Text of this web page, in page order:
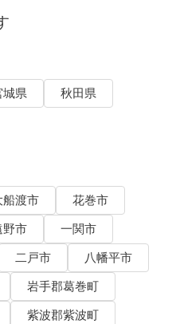
城県
秋田県
船渡市
花巻市
野市
一関市
二戸市
八幡平市
岩手郡葛巻町
紫波郡紫波町